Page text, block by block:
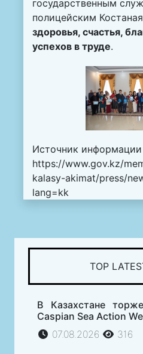
государственным
полицейским Костаная
здоровья, счастья,
успехов в труде.
Источник
https://www.gov.kz/
kalasy-akimat/press/
lang=kk
TOP
В Казахстане
Caspian Sea Action
07.08.2026
316